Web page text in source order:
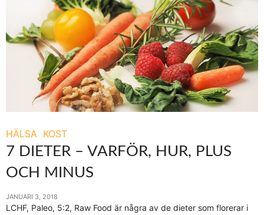
HÄLSA KOST
7 DIETER – VARFÖR, HUR, PLUS
OCH MINUS
JANUARI 3, 2018
LCHF, Paleo, 5:2, Raw Food är några av de dieter som florerar i